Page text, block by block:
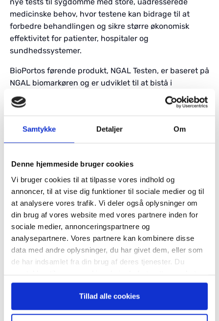
Samtykke Detaljer Om
Denne hjemmeside bruger cookies
Vi bruger cookies til at tilpasse vores indhold og
annoncer, til at vise dig funktioner til sociale medier og til
at analysere vores trafik. Vi deler også oplysninger om
din brug af vores website med vores partnere inden for
sociale medier, annonceringspartnere og
analysepartnere. Vores partnere kan kombinere disse
data med andre oplysninger, du har givet dem, eller som
de har indsamlet fra din brug af deres tjenester. Du
anvende vores hjemmeside.
Tillad alle cookies
medicinske behov, hvor testene kan bidrage til at
forbedre behandlingen og sikre større økonomisk
effektivitet for patienter, hospitaler og
sundhedssystemer.
BioPortos førende produkt, NGAL Testen, er baseret på
NGAL biomarkøren og er udviklet til at bistå i
diagnosen af akut nyreskade – en ofte forekommende
sygdom, som kan have betydelige konsekvenser,
ikke identificeres og behandles tidligt. Ved at måle
NGAL kan læger identificere patienter med potentiel
nuværende standardmetode, hvilket muliggør
tidligere intervention og skræddersyede
behandlingsstrategier for patienterne. Selskabet
markedsfører NGAL tests globalt under CE-mærkning
og opnåede i 2023 markedsføringstilladelse i USA
under navnet ProNephro AKI (NGAL).
BioPorto har kontorer i København (Danmark) og i
Boston, MA (USA). Selskabets aktier er noteret på
besøg venligstwww.bioporto.com.